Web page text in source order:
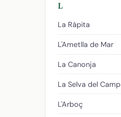
L
La Ràpita
L'Ametlla de Mar
La Canonja
La Selva del Camp
L'Arboç